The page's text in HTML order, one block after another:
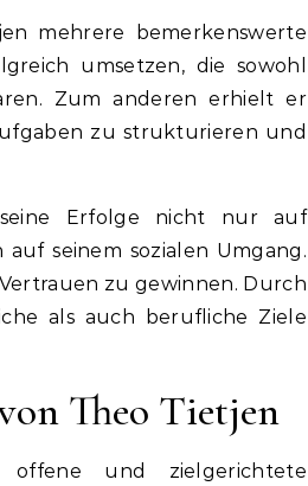
mehrere bemerkenswerte
umsetzen, die sowohl
Zum anderen erhielt er
zu strukturieren und
Erfolge nicht nur auf
seinem sozialen Umgang.
zu gewinnen. Durch
als auch berufliche Ziele
Theo Tietjen
und zielgerichtete